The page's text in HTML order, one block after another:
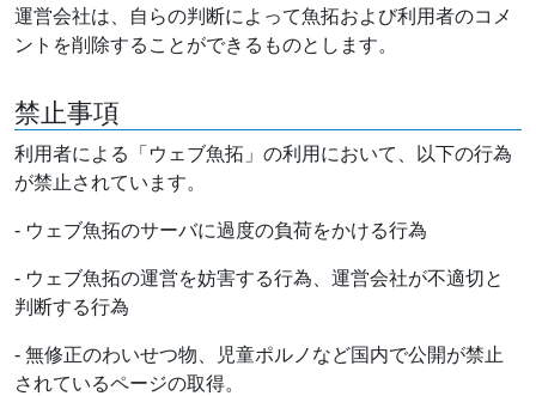
運営会社は、自らの判断によって魚拓および利用者のコメ
ントを削除することができるものとします。
禁止事項
利用者による「ウェブ魚拓」の利用において、以下の行為
が禁止されています。
- ウェブ魚拓のサーバに過度の負荷をかける行為
- ウェブ魚拓の運営を妨害する行為、運営会社が不適切と
判断する行為
- 無修正のわいせつ物、児童ポルノなど国内で公開が禁止
されているページの取得。